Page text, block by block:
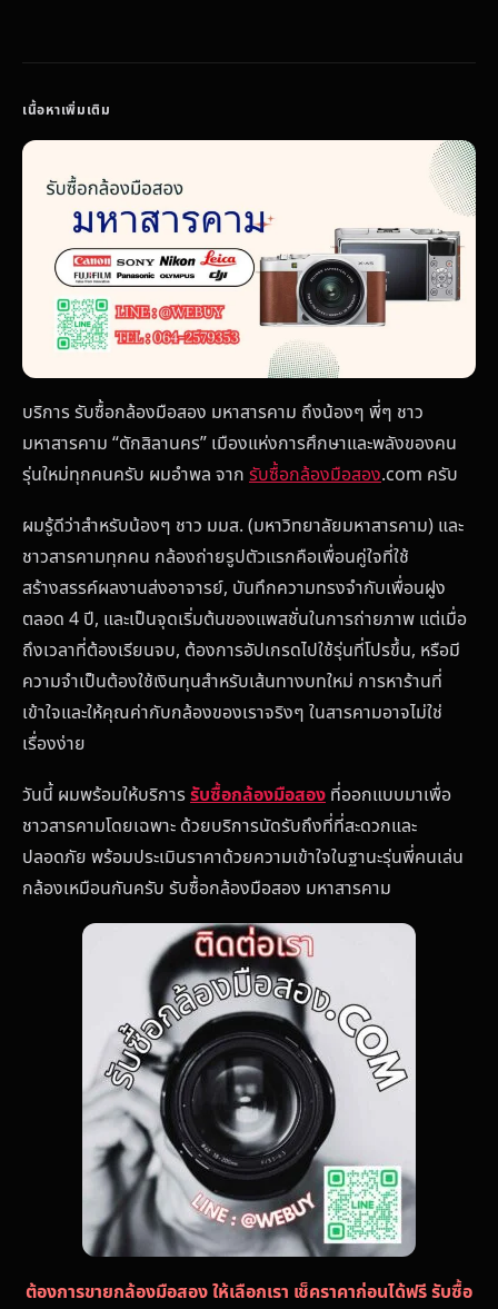
บริการ รับซื้อกล้องมือสอง มหาสารคาม ถึงน้องๆ พี่ๆ ชาว
มหาสารคาม “ตักสิลานคร” เมืองแห่งการศึกษาและพลังของคน
รุ่นใหม่ทุกคนครับ ผมอำพล จาก รับซื้อกล้องมือสอง.com ครับ
ผมรู้ดีว่าสำหรับน้องๆ ชาว มมส. (มหาวิทยาลัยมหาสารคาม) และ
ชาวสารคามทุกคน กล้องถ่ายรูปตัวแรกคือเพื่อนคู่ใจที่ใช้
สร้างสรรค์ผลงานส่งอาจารย์, บันทึกความทรงจำกับเพื่อนฝูง
ตลอด 4 ปี, และเป็นจุดเริ่มต้นของแพสชั่นในการถ่ายภาพ แต่เมื่อ
ถึงเวลาที่ต้องเรียนจบ, ต้องการอัปเกรดไปใช้รุ่นที่โปรขึ้น, หรือมี
ความจำเป็นต้องใช้เงินทุนสำหรับเส้นทางบทใหม่ การหาร้านที่
เข้าใจและให้คุณค่ากับกล้องของเราจริงๆ ในสารคามอาจไม่ใช่
เรื่องง่าย
วันนี้ ผมพร้อมให้บริการรับซื้อกล้องมือสอง ที่ออกแบบมาเพื่อ
ชาวสารคามโดยเฉพาะ ด้วยบริการนัดรับถึงที่ที่สะดวกและ
ปลอดภัย พร้อมประเมินราคาด้วยความเข้าใจในฐานะรุ่นพี่คนเล่น
กล้องเหมือนกันครับ รับซื้อกล้องมือสอง มหาสารคาม
ต้องการขายกล้องมือสอง ให้เลือกเรา เช็คราคาก่อนได้ฟรี รับซื้อ